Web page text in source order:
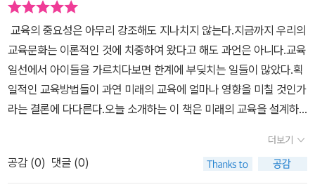
통해 그것을 발견할 수있다고 본다.- 혼자 있을때 어떤 일을 하며 시
간을 보내는가 그 이유는?- 유튜브에서 딱 하나만을 정기구독 할 수
있다면 무엇을 하겠는가 그 이유는?- 신경을 많이 쓰는 일이나 관심
있는 사람은? 그 이유는?- 주변 환경에서 느낀 구체적인 문제는? 어
떤 것인가?- 힘이 있다면 사는 지역이나 삶의 어떤 부분을 고치거나
바꾸고 싶은가?내일의 더 나은 세상 만들기 교육의 체계는 다음과 같
과적 대인관계국제적지역적 인식개인별요구에 따라 배울 내용STE
M실질적인 사회참여열정발휘, 국제적, 지역적 요구를 바탕으로 한
개인, 집단별 협력 문제해결인문학예술구체적으로 사회를 개선시고
되었던 실질적인 사회참여 실현에 대해 논의하고 역사적 교육 전통
두가지를 다시 결합함으로써 실질적인 사회 참여를 어떻게 실현할 수
있는지 집중적으로 다룬다 6장부터 8장까지는 새 교육에 대해 개략
적으로 기술하고, 고거의 성취와 미래에 요구되는 실현을 구별해서
설명한다 9장은 현재 실행되고 있는 대부분의 수업 중심 교육과정이
아닌 실질적인 사회참여 행동을 교육내용으로 삼고 그것을 지원하는
그것이 더 좋은 이유를 이해했다면 다음과제는 그 비전을 실현하는
것이다 10장은 새로운 비전을 실현하는 과정에서 기술이 담당하게
될 보다 효과적이고 유용한 역할에 대해 이야기한다11장은 달라진 교
극적 지원을 아끼지 않아야하며, 어른들이 정한 목표에 아이들을 끼
워 맞추지 않고 자신들 스스로 목표를 정할 수 있게 도와주고, 사회참
여 프로젝트를 통해 학생 스스로 선택해서 지역사회나 국제 사회에
지속적인 변화를 돕도록 해야하며, 교육 전용기술인 에듀테크의 성장
을위해 노력하고, 아이들의 역량 강화를 위해 교사 스스로 변화해야
함을 강조하고 있었다.또한 아이들을 로켓이라고 칭하며 어느 세대보
다 빠른 속도로 움직이는 아이들의 현실에 대해 직시하고, 그들이 접
하는 정보와 학습속도에 대해 깨닫고 그에 맞춘 학습이 필요함을 이
교육의 중요성은 아무리 강조해도 지나치지 않는다.지금까지 우리의
교육문화는 이론적인 것에 치중하여 왔다고 해도 과언은 아니다.교육
일선에서 아이들을 가르치다보면 한계에 부딪치는 일들이 많았다.획
일적인 교육방법들이 과연 미래의 교육에 얼마나 영향을 미칠 것인가
라는 결론에 다다른다.오늘 소개하는 이 책은 미래의 교육을 설계하
를 들어보면 그들은 자율성과 창의력을 중시하는 교육문화를 만들어
갔다.이 책은 글로벌 시대에 맞서 새로운 교육의 필요성과 새 교육 비
더보기
공감 (0) 댓글 (0)